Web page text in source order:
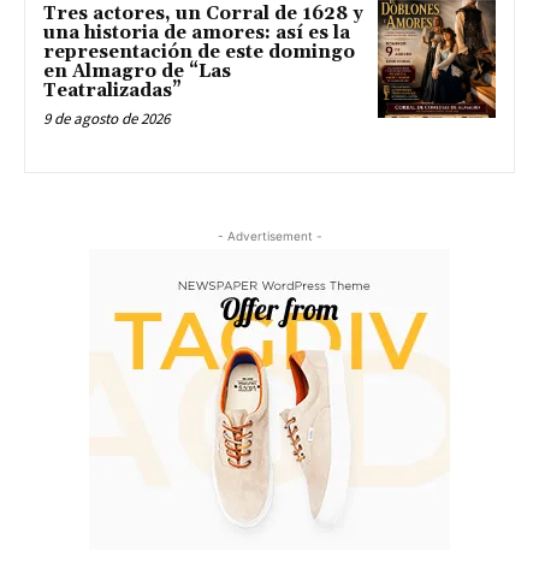
Tres actores, un Corral de 1628 y
una historia de amores: así es la
representación de este domingo
en Almagro de “Las
Teatralizadas”
9 de agosto de 2026
- Advertisement -